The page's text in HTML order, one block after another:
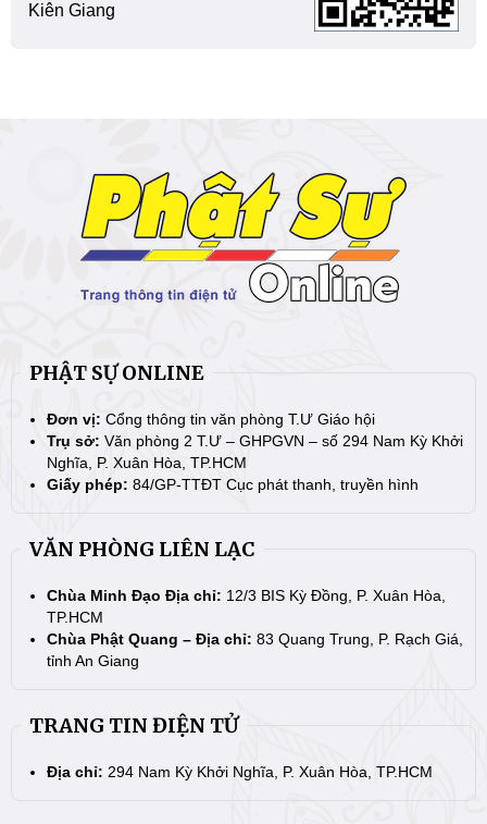
Kiên Giang
PHẬT SỰ ONLINE
Đơn vị: Cổng thông tin văn phòng T.Ư Giáo hội
Trụ sở: Văn phòng 2 T.Ư – GHPGVN – số 294 Nam Kỳ Khởi
Nghĩa, P. Xuân Hòa, TP.HCM
Giấy phép: 84/GP-TTĐT Cục phát thanh, truyền hình
VĂN PHÒNG LIÊN LẠC
Chùa Minh Đạo Địa chỉ: 12/3 BIS Kỳ Đồng, P. Xuân Hòa,
TP.HCM
Chùa Phật Quang – Địa chỉ: 83 Quang Trung, P. Rạch Giá,
tỉnh An Giang
TRANG TIN ĐIỆN TỬ
Địa chỉ: 294 Nam Kỳ Khởi Nghĩa, P. Xuân Hòa, TP.HCM